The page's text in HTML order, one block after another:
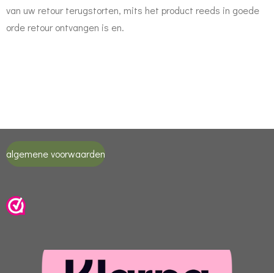
van uw retour terugstorten, mits het product reeds in goede
orde retour ontvangen is en.
algemene voorwaarden